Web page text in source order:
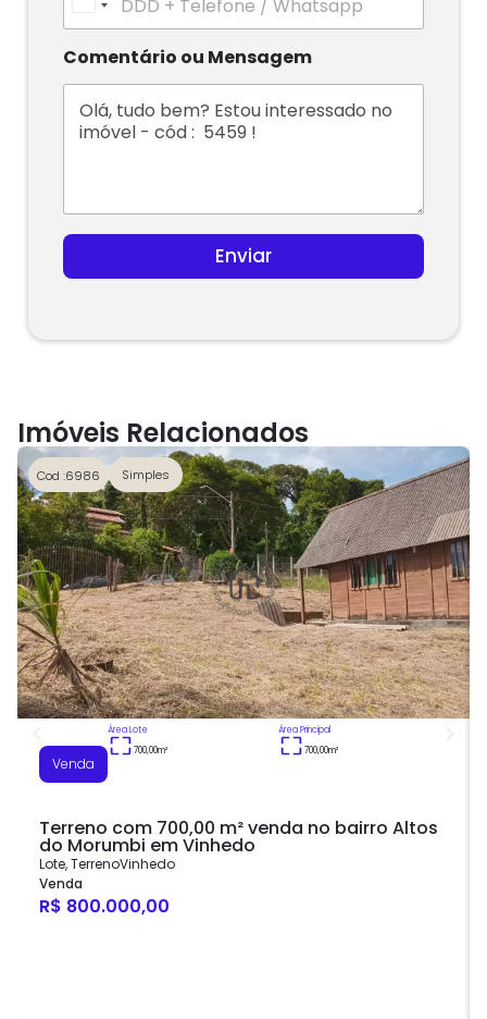
n
i
d
S
e
s
1
Comentário ou Mensagem
Enviar
Imóveis Relacionados
Cod :6986 Simples
Venda
Área Lote
700,00m²
Área Principal
700,00m²
Terreno com 700,00 m² venda no bairro Altos
do Morumbi em Vinhedo
Lote,TerrenoVinhedo
Venda
R$ 800.000,00